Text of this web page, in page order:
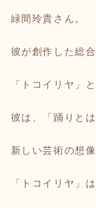
緑間玲貴さん。
彼が創作した総
「トコイリヤ」
彼は、「踊りと
新しい芸術の想
「トコイリヤ」